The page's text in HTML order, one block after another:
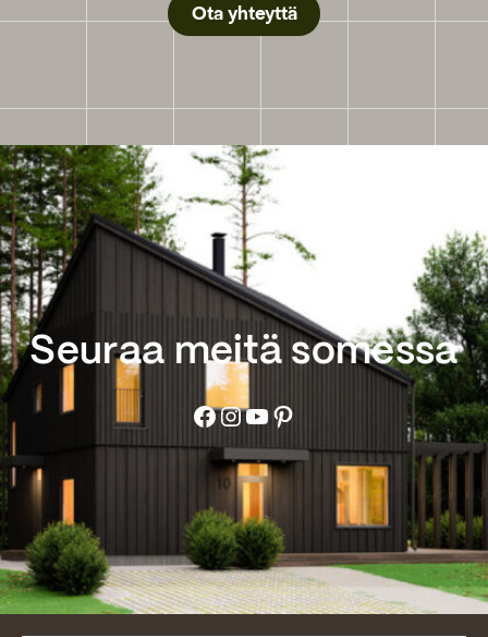
Ota yhteyttä
Seuraa meitä somessa
Facebook
Instagram
YouTube
Pinterest